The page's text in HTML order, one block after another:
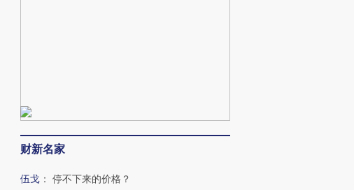
财新名家
伍戈 ： 停不下来的价格？